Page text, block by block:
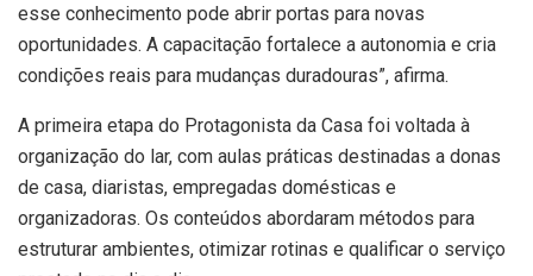
esse conhecimento pode abrir portas para novas
oportunidades. A capacitação fortalece a autonomia e cria
condições reais para mudanças duradouras”, afirma.
A primeira etapa do Protagonista da Casa foi voltada à
organização do lar, com aulas práticas destinadas a donas
de casa, diaristas, empregadas domésticas e
organizadoras. Os conteúdos abordaram métodos para
estruturar ambientes, otimizar rotinas e qualificar o serviço